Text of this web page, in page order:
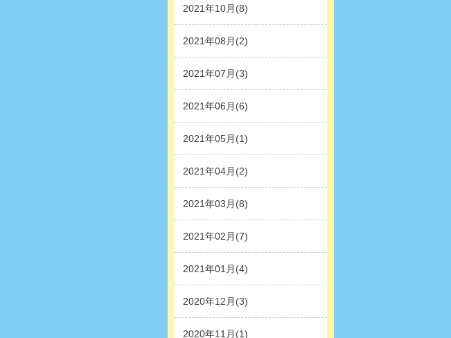
2021年10月(8)
2021年08月(2)
2021年07月(3)
2021年06月(6)
2021年05月(1)
2021年04月(2)
2021年03月(8)
2021年02月(7)
2021年01月(4)
2020年12月(3)
2020年11月(1)